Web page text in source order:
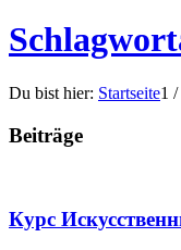
Du bist hier: Startseite1 /
Beiträge
Курс